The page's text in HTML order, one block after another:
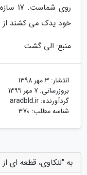
روی
خود یدک می کشند از
منبع: الی گشت
انتشار: 3 مهر 1398
بروزرسانی: 7 مهر 1399
گردآورنده: aradbld.ir
شناسه مطلب: 370
به "لنکاوی، قطعه ای